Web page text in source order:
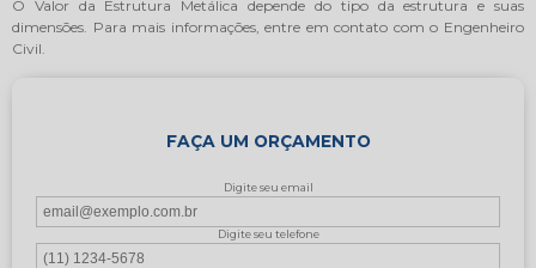
O Valor da Estrutura Metálica depende do tipo da estrutura e suas
dimensões. Para mais informações, entre em contato com o Engenheiro
Civil.
FAÇA UM ORÇAMENTO
Digite seu email
Digite seu telefone